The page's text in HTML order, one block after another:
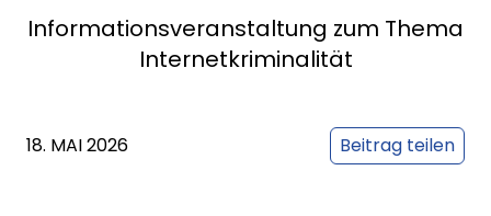
Informationsveranstaltung zum Thema
Internetkriminalität
18. MAI 2026 Beitrag teilen